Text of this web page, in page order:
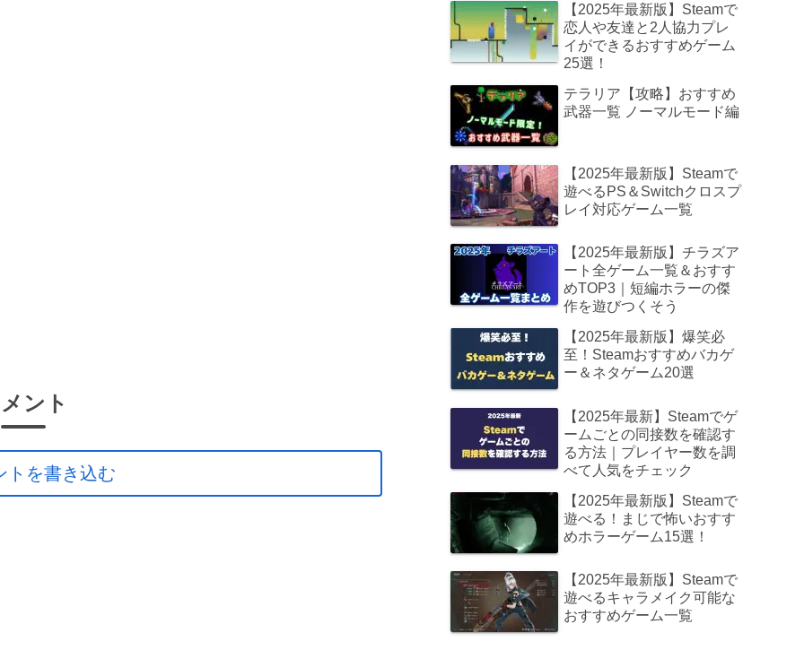
ント
トを書き込む
【2025年最新版】Steamで
恋人や友達と2人協力プレ
イができるおすすめゲーム
25選！
テラリア【攻略】おすすめ
武器一覧 ノーマルモード編
【2025年最新版】Steamで
遊べるPS＆Switchクロスプ
レイ対応ゲーム一覧
【2025年最新版】チラズア
ート全ゲーム一覧＆おすす
めTOP3｜短編ホラーの傑
作を遊びつくそう
【2025年最新版】爆笑必
至！Steamおすすめバカゲ
ー＆ネタゲーム20選
【2025年最新】Steamでゲ
ームごとの同接数を確認す
る方法｜プレイヤー数を調
べて人気をチェック
【2025年最新版】Steamで
遊べる！まじで怖いおすす
めホラーゲーム15選！
【2025年最新版】Steamで
遊べるキャラメイク可能な
おすすめゲーム一覧